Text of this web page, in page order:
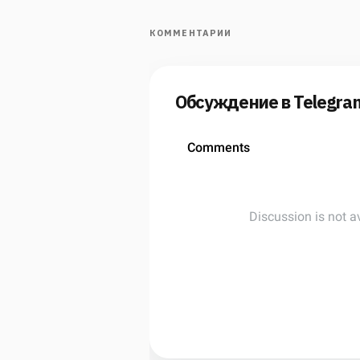
КОММЕНТАРИИ
Обсуждение в